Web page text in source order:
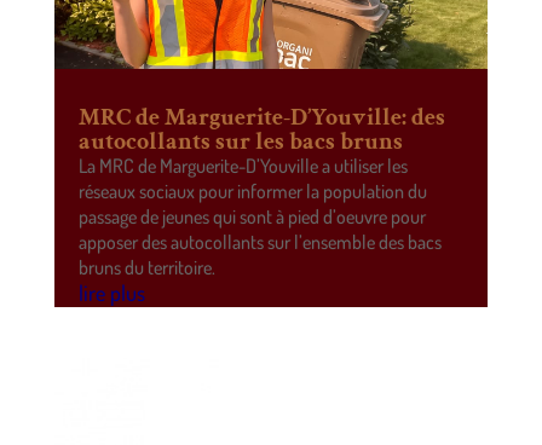
MRC de Marguerite-D’Youville: des
autocollants sur les bacs bruns
La MRC de Marguerite-D’Youville a utiliser les
réseaux sociaux pour informer la population du
passage de jeunes qui sont à pied d’oeuvre pour
apposer des autocollants sur l’ensemble des bacs
bruns du territoire.
lire plus